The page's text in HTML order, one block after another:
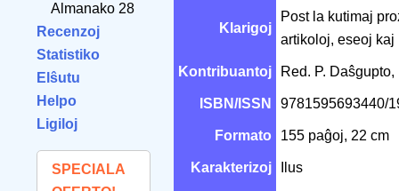
Almanako 28
Recenzoj
Statistiko
Elŝutu
Helpo
Ligiloj
SPECIALA
Klarigoj
Post la kutimaj
artikoloj, eseoj kaj
Kontribuantoj Red. P.
ISBN/ISSN 9781595693440/
Formato 155 paĝoj, 22 cm
Karakterizoj Ilus